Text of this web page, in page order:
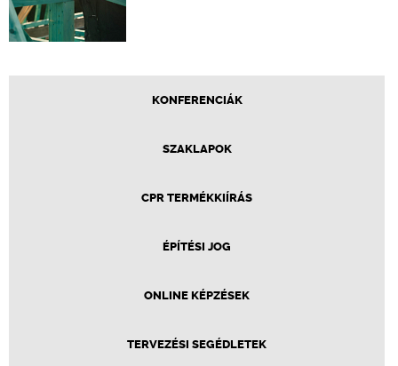
KONFERENCIÁK
SZAKLAPOK
CPR TERMÉKKIÍRÁS
ÉPÍTÉSI JOG
ONLINE KÉPZÉSEK
TERVEZÉSI SEGÉDLETEK